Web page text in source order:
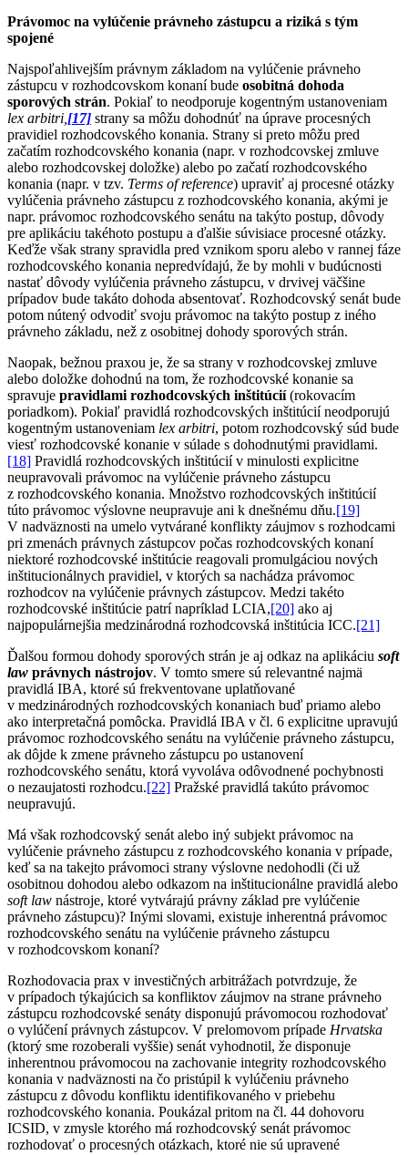
Právomoc na vylúčenie právneho zástupcu a riziká s tým
spojené
Najspoľahlivejším právnym základom na vylúčenie právneho
zástupcu v rozhodcovskom konaní bude osobitná dohoda
sporových strán. Pokiaľ to neodporuje kogentným ustanoveniam
lex arbitri, [17] strany sa môžu dohodnúť na úprave procesných
pravidiel rozhodcovského konania. Strany si preto môžu pred
začatím rozhodcovského konania (napr. v rozhodcovskej zmluve
alebo rozhodcovskej doložke) alebo po začatí rozhodcovského
konania (napr. v tzv. Terms of reference) upraviť aj procesné otázky
vylúčenia právneho zástupcu z rozhodcovského konania, akými je
napr. právomoc rozhodcovského senátu na takýto postup, dôvody
pre aplikáciu takéhoto postupu a ďalšie súvisiace procesné otázky.
Keďže však strany spravidla pred vznikom sporu alebo v rannej fáze
rozhodcovského konania nepredvídajú, že by mohli v budúcnosti
nastať dôvody vylúčenia právneho zástupcu, v drvivej väčšine
prípadov bude takáto dohoda absentovať. Rozhodcovský senát bude
potom nútený odvodiť svoju právomoc na takýto postup z iného
právneho základu, než z osobitnej dohody sporových strán.
Naopak, bežnou praxou je, že sa strany v rozhodcovskej zmluve
alebo doložke dohodnú na tom, že rozhodcovské konanie sa
spravuje pravidlami rozhodcovských inštitúcií(rokovacím
poriadkom). Pokiaľ pravidlá rozhodcovských inštitúcií neodporujú
kogentným ustanoveniam lex arbitri, potom rozhodcovský súd bude
viesť rozhodcovské konanie v súlade s dohodnutými pravidlami.
[18] Pravidlá rozhodcovských inštitúcií v minulosti explicitne
neupravovali právomoc na vylúčenie právneho zástupcu
z rozhodcovského konania. Množstvo rozhodcovských inštitúcií
túto právomoc výslovne neupravuje ani k dnešnému dňu.[19]
V nadväznosti na umelo vytvárané konflikty záujmov s rozhodcami
pri zmenách právnych zástupcov počas rozhodcovských konaní
niektoré rozhodcovské inštitúcie reagovali promulgáciou nových
inštitucionálnych pravidiel, v ktorých sa nachádza právomoc
rozhodcov na vylúčenie právnych zástupcov. Medzi takéto
rozhodcovské inštitúcie patrí napríklad LCIA,[20] ako aj
najpopulárnejšia medzinárodná rozhodcovská inštitúcia ICC.[21]
Ďalšou formou dohody sporových strán je aj odkaz na aplikáciu soft
law právnych nástrojov. V tomto smere sú relevantné najmä
pravidlá IBA, ktoré sú frekventovane uplatňované
v medzinárodných rozhodcovských konaniach buď priamo alebo
ako interpretačná pomôcka. Pravidlá IBA v čl. 6 explicitne upravujú
právomoc rozhodcovského senátu na vylúčenie právneho zástupcu,
ak dôjde k zmene právneho zástupcu po ustanovení
rozhodcovského senátu, ktorá vyvoláva odôvodnené pochybnosti
o nezaujatosti rozhodcu.[22] Pražské pravidlá takúto právomoc
neupravujú.
Má však rozhodcovský senát alebo iný subjekt právomoc na
vylúčenie právneho zástupcu z rozhodcovského konania v prípade,
keď sa na takejto právomoci strany výslovne nedohodli (či už
osobitnou dohodou alebo odkazom na inštitucionálne pravidlá alebo
soft law nástroje, ktoré vytvárajú právny základ pre vylúčenie
právneho zástupcu)? Inými slovami, existuje inherentná právomoc
rozhodcovského senátu na vylúčenie právneho zástupcu
v rozhodcovskom konaní?
Rozhodovacia prax v investičných arbitrážach potvrdzuje, že
v prípadoch týkajúcich sa konfliktov záujmov na strane právneho
zástupcu rozhodcovské senáty disponujú právomocou rozhodovať
o vylúčení právnych zástupcov. V prelomovom prípade Hrvatska
(ktorý sme rozoberali vyššie) senát vyhodnotil, že disponuje
inherentnou právomocou na zachovanie integrity rozhodcovského
konania v nadväznosti na čo pristúpil k vylúčeniu právneho
zástupcu z dôvodu konfliktu identifikovaného v priebehu
rozhodcovského konania. Poukázal pritom na čl. 44 dohovoru
ICSID, v zmysle ktorého má rozhodcovský senát právomoc
rozhodovať o procesných otázkach, ktoré nie sú upravené